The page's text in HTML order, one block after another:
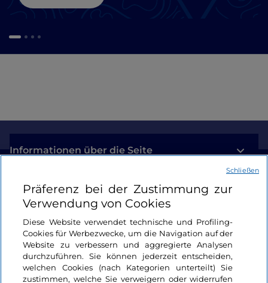
Informationen über die Seite
Nützliche Links
Login
Bleiben wir in Kontakt
Präferenz bei der Zustimmung zur
Verwendung von Cookies
Diese Website verwendet technische und Profiling-
Cookies für Werbezwecke, um die Navigation auf der
Website zu verbessern und aggregierte Analysen
durchzuführen. Sie können jederzeit entscheiden,
welchen Cookies (nach Kategorien unterteilt) Sie
zustimmen, welche Sie verweigern oder widerrufen
Schließen